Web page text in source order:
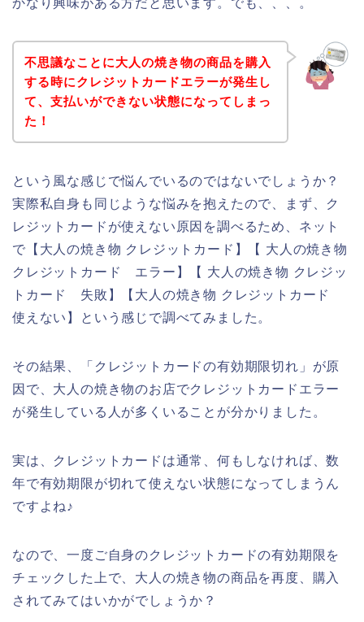
かなり興味がある方だと思います。でも、、、。
不思議なことに大人の焼き物の商品を購入
する時にクレジットカードエラーが発生し
て、支払いができない状態になってしまっ
た！
という風な感じで悩んでいるのではないでしょうか？
実際私自身も同じような悩みを抱えたので、まず、ク
レジットカードが使えない原因を調べるため、ネット
で【大人の焼き物 クレジットカード】【 大人の焼き物
クレジットカード エラー】【 大人の焼き物 クレジッ
トカード 失敗】【大人の焼き物 クレジットカード
使えない】という感じで調べてみました。
その結果、「クレジットカードの有効期限切れ」が原
因で、大人の焼き物のお店でクレジットカードエラー
が発生している人が多くいることが分かりました。
実は、クレジットカードは通常、何もしなければ、数
年で有効期限が切れて使えない状態になってしまうん
ですよね♪
なので、一度ご自身のクレジットカードの有効期限を
チェックした上で、大人の焼き物の商品を再度、購入
されてみてはいかがでしょうか？